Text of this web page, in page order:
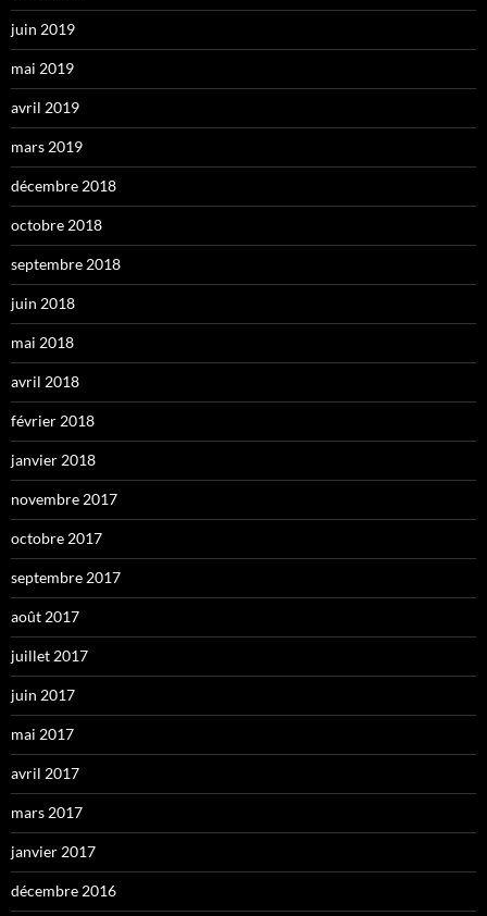
juin 2019
mai 2019
avril 2019
mars 2019
décembre 2018
octobre 2018
septembre 2018
juin 2018
mai 2018
avril 2018
février 2018
janvier 2018
novembre 2017
octobre 2017
septembre 2017
août 2017
juillet 2017
juin 2017
mai 2017
avril 2017
mars 2017
janvier 2017
décembre 2016